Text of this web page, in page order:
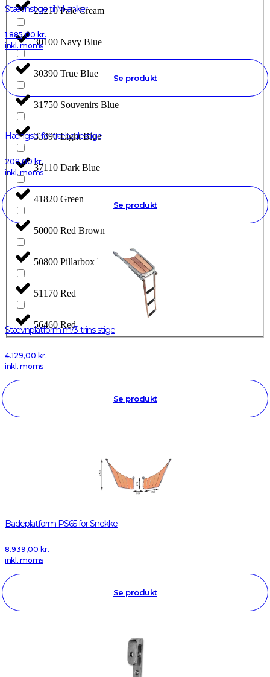
22210 Pale Cream
30100 Navy Blue
30390 True Blue
31750 Souvenirs Blue
33390 Light Blue
37110 Dark Blue
41820 Green
50000 Red Brown
50800 Pillarbox Red
51170 Red
56460 Red
Stævnstige til M-anker
1.885,00 kr.
inkl. moms
Se produkt
Hængsel for træbadestige
208,00 kr.
inkl. moms
Se produkt
Stævnplatform m/3-trins stige
4.129,00 kr.
inkl. moms
Se produkt
Badeplatform PS65 for Snekke
8.939,00 kr.
inkl. moms
Se produkt